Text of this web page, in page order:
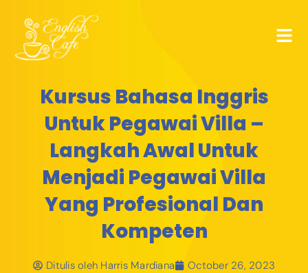
Kursus Bahasa Inggris
Untuk Pegawai Villa –
Langkah Awal Untuk
Menjadi Pegawai Villa
Yang Profesional Dan
Kompeten
Ditulis oleh Harris Mardiana October 26, 2023